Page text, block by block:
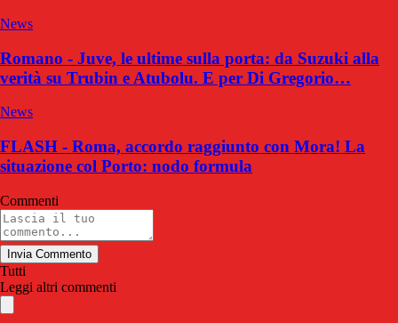
News
Romano - Juve, le ultime sulla porta: da Suzuki alla
verità su Trubin e Atubolu. E per Di Gregorio…
News
FLASH - Roma, accordo raggiunto con Mora! La
situazione col Porto: nodo formula
Commenti
Invia Commento
Tutti
Leggi altri commenti